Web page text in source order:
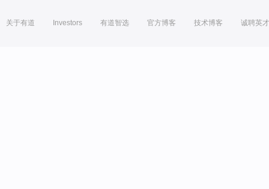
关于有道 Investors 有道智选 官方博客 技术博客 诚聘英才